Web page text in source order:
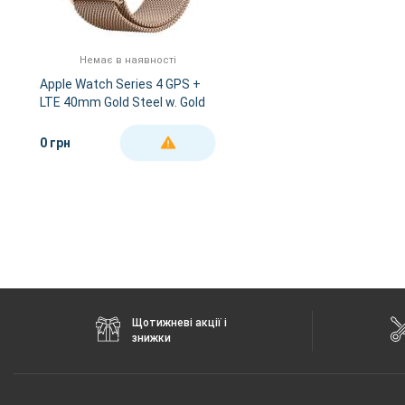
Немає в наявності
Apple Watch Series 4 GPS +
LTE 40mm Gold Steel w. Gold
(MTUT2; MTVQ2)
0 грн ДЕТАЛЬНІШЕ
Щотижневі акції і
знижки